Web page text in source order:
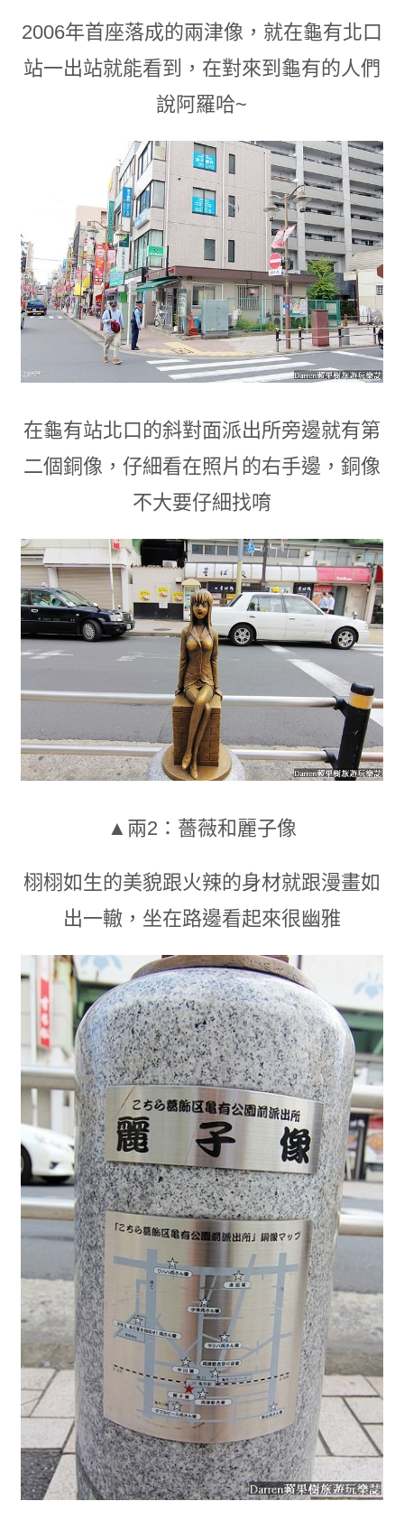
2006年首座落成的兩津像 ， 就在龜有北口
站一出站就能看到 ， 在對來到龜有的人們
說阿羅哈~
在龜有站北口的斜對面派出所旁邊就有第
二個銅像 ，仔細看在照片的右手邊 ， 銅像
不大要仔細找唷
▲兩2： 薔薇和麗子像
栩栩如生的美貌跟火辣的身材就跟漫畫如
出一轍， 坐在路邊看起來很幽雅